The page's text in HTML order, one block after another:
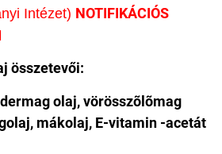
Intézet) NOTIFIKÁCIÓS
összetevői:
olaj, vörösszõlõmag
mákolaj, E-vitamin -acetát